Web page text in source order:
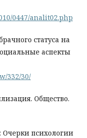
0447/analit02.php
статуса на
аспекты
332/30/
Общество.
психологии